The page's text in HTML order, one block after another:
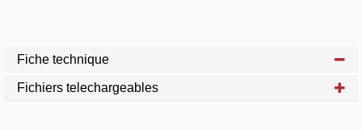
Fiche technique
Fichiers telechargeables